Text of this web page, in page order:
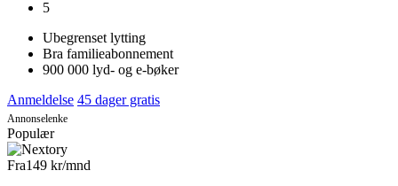
5
Ubegrenset lytting
Bra familieabonnement
900 000 lyd- og e-bøker
Anmeldelse 45 dager gratis
Annonselenke
Populær
Fra149 kr/mnd